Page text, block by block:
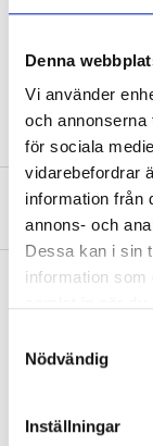
Denna
Vi använder
och annonserna
för sociala
vidarebefordrar
information från
annons- och
Dessa kan i sin
information som
Nödvändig
Inställningar
Surface
Height
About the
Pay & Collect in